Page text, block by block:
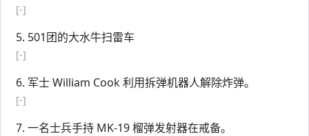
[-]
5. 501团的大水牛扫雷车
[-]
6. 军士 William Cook 利用拆弹机器人解除炸弹。
[-]
7. 一名士兵手持 MK-19 榴弹发射器在戒备。